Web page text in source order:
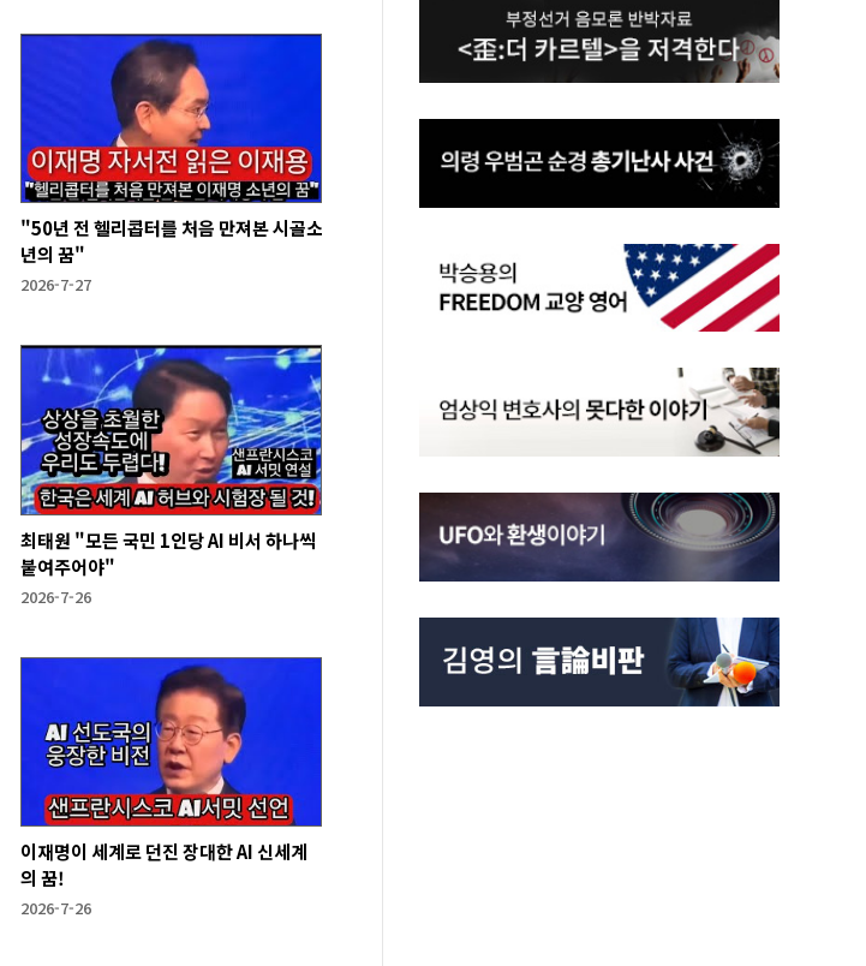
"50년 전 헬리콥터를 처음 만져본 시골소
년의 꿈"
2026-7-27
최태원 "모든 국민 1인당 AI 비서 하나씩
붙여주어야"
2026-7-26
이재명이 세계로 던진 장대한 AI 신세계
의 꿈!
2026-7-26